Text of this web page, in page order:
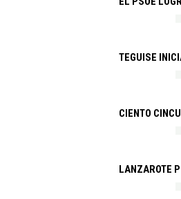
TEGUISE
CIENTO
LANZAROTE